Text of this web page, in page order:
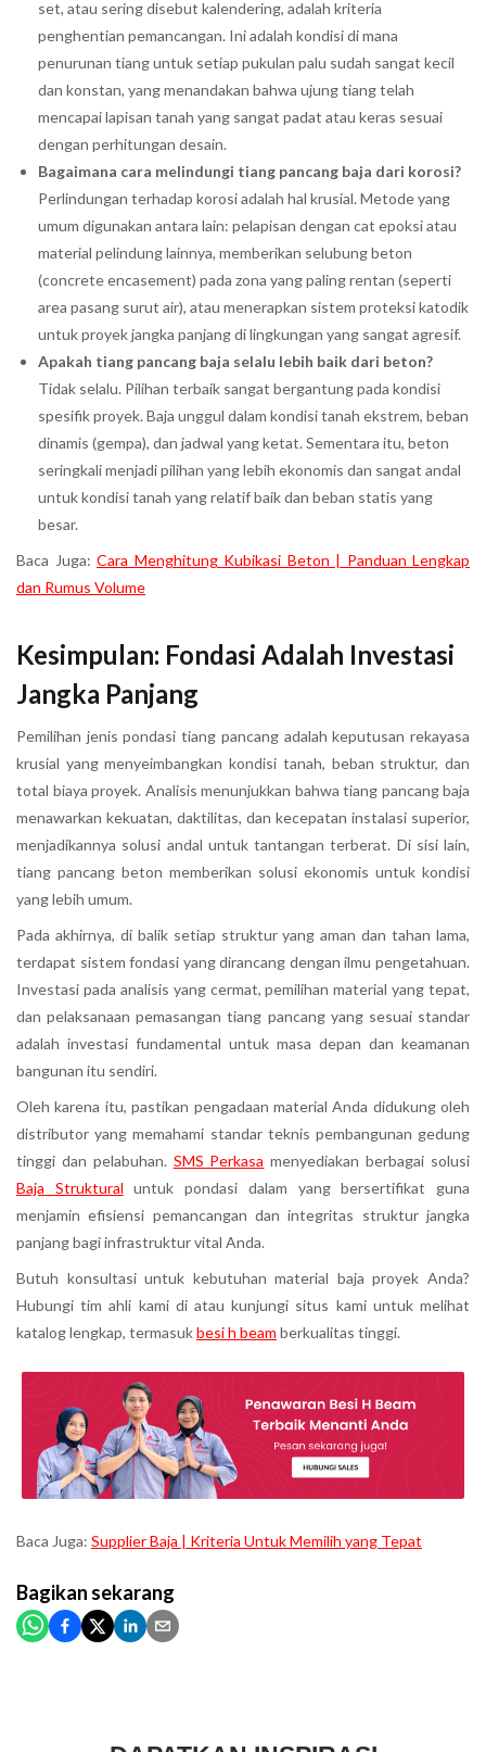
set, atau sering disebut kalendering, adalah kriteria
penghentian pemancangan. Ini adalah kondisi di mana
penurunan tiang untuk setiap pukulan palu sudah sangat kecil
dan konstan, yang menandakan bahwa ujung tiang telah
mencapai lapisan tanah yang sangat padat atau keras sesuai
dengan perhitungan desain.
Bagaimana cara melindungi tiang pancang baja dari korosi?
Perlindungan terhadap korosi adalah hal krusial. Metode yang
umum digunakan antara lain: pelapisan dengan cat epoksi atau
material pelindung lainnya, memberikan selubung beton
(concrete encasement) pada zona yang paling rentan (seperti
area pasang surut air), atau menerapkan sistem proteksi katodik
untuk proyek jangka panjang di lingkungan yang sangat agresif.
Apakah tiang pancang baja selalu lebih baik dari beton?
Tidak selalu. Pilihan terbaik sangat bergantung pada kondisi
spesifik proyek. Baja unggul dalam kondisi tanah ekstrem, beban
dinamis (gempa), dan jadwal yang ketat. Sementara itu, beton
seringkali menjadi pilihan yang lebih ekonomis dan sangat andal
untuk kondisi tanah yang relatif baik dan beban statis yang
besar.
Baca Juga: Cara Menghitung Kubikasi Beton | Panduan Lengkap
dan Rumus Volume
Kesimpulan: Fondasi Adalah Investasi
Jangka Panjang
Pemilihan jenis pondasi tiang pancang adalah keputusan rekayasa
krusial yang menyeimbangkan kondisi tanah, beban struktur, dan
total biaya proyek. Analisis menunjukkan bahwa tiang pancang baja
menawarkan kekuatan, daktilitas, dan kecepatan instalasi superior,
menjadikannya solusi andal untuk tantangan terberat. Di sisi lain,
tiang pancang beton memberikan solusi ekonomis untuk kondisi
yang lebih umum.
Pada akhirnya, di balik setiap struktur yang aman dan tahan lama,
terdapat sistem fondasi yang dirancang dengan ilmu pengetahuan.
Investasi pada analisis yang cermat, pemilihan material yang tepat,
dan pelaksanaan pemasangan tiang pancang yang sesuai standar
adalah investasi fundamental untuk masa depan dan keamanan
bangunan itu sendiri.
Oleh karena itu, pastikan pengadaan material Anda didukung oleh
distributor yang memahami standar teknis pembangunan gedung
tinggi dan pelabuhan. SMS Perkasa menyediakan berbagai solusi
Baja Struktural untuk pondasi dalam yang bersertifikat guna
menjamin efisiensi pemancangan dan integritas struktur jangka
panjang bagi infrastruktur vital Anda.
Butuh konsultasi untuk kebutuhan material baja proyek Anda?
Hubungi tim ahli kami di atau kunjungi situs kami untuk melihat
katalog lengkap, termasukbesi h beam berkualitas tinggi.
Baca Juga: Supplier Baja | Kriteria Untuk Memilih yang Tepat
Bagikan sekarang